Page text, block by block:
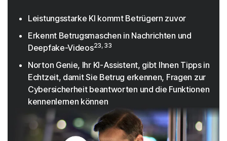
Leistungsstarke KI kommt Betrügern zuvor
Erkennt Betrugsmaschen in Nachrichten und
Deepfake-Videos23, 33
Norton Genie, Ihr KI-Assistent, gibt Ihnen Tipps in
Echtzeit, damit Sie Betrug erkennen, Fragen zur
Cybersicherheit beantworten und die Funktionen
kennenlernen können